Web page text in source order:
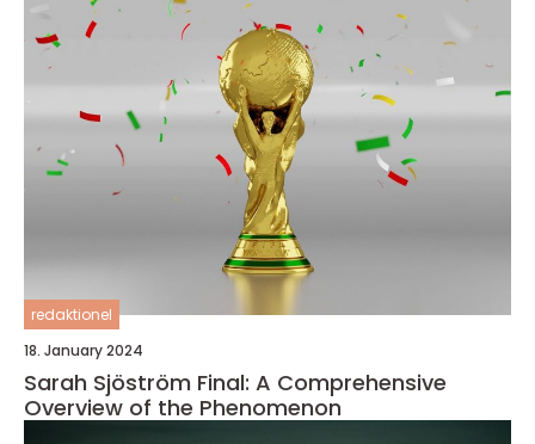
redaktionel
18. January 2024
Sarah Sjöström Final: A Comprehensive
Overview of the Phenomenon